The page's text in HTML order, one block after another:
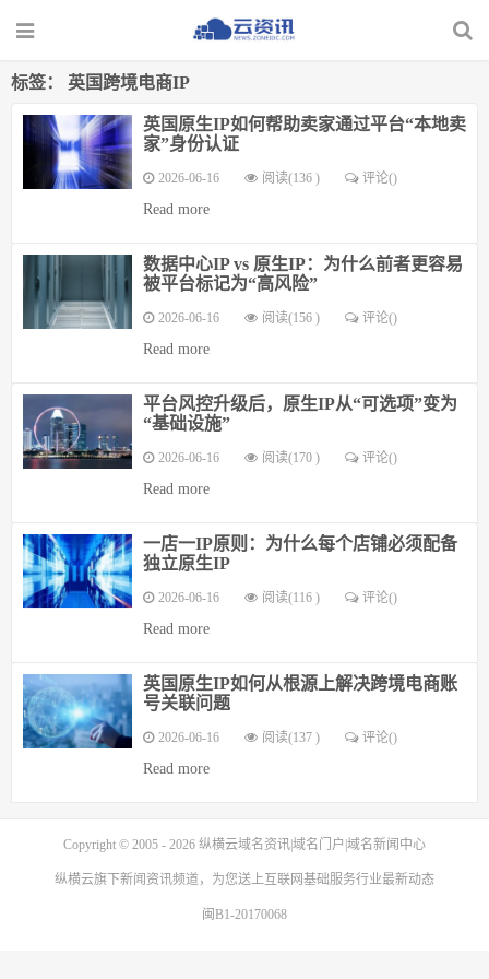
标签： 英国跨境电商IP
英国原生IP如何帮助卖家通过平台“本地卖
家”身份认证
2026-06-16 阅读(136 ) 评论()
Read more
数据中心IP vs 原生IP：为什么前者更容易
被平台标记为“高风险”
2026-06-16 阅读(156 ) 评论()
Read more
平台风控升级后，原生IP从“可选项”变为
“基础设施”
2026-06-16 阅读(170 ) 评论()
Read more
一店一IP原则：为什么每个店铺必须配备
独立原生IP
2026-06-16 阅读(116 ) 评论()
Read more
英国原生IP如何从根源上解决跨境电商账
号关联问题
2026-06-16 阅读(137 ) 评论()
Read more
Copyright © 2005 - 2026 纵横云域名资讯|域名门户|域名新闻中心
纵横云旗下新闻资讯频道，为您送上互联网基础服务行业最新动态
闽B1-20170068